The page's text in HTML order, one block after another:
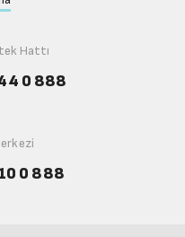
Hattı
0 888
0 888